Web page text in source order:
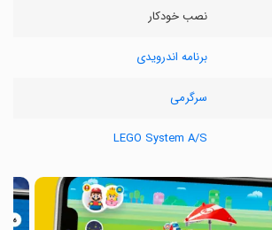
نصب خودکار
برنامه اندرویدی
سرگرمی
LEGO System A/S